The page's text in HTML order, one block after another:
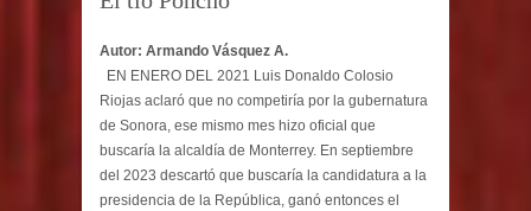
Autor: Armando Vásquez A.
EN ENERO DEL 2021 Luis Donaldo Colosio
Riojas aclaró que no competiría por la gubernatura
de Sonora, ese mismo mes hizo oficial que
buscaría la alcaldía de Monterrey. En septiembre
del 2023 descartó que buscaría la candidatura a la
presidencia de la República, ganó entonces el